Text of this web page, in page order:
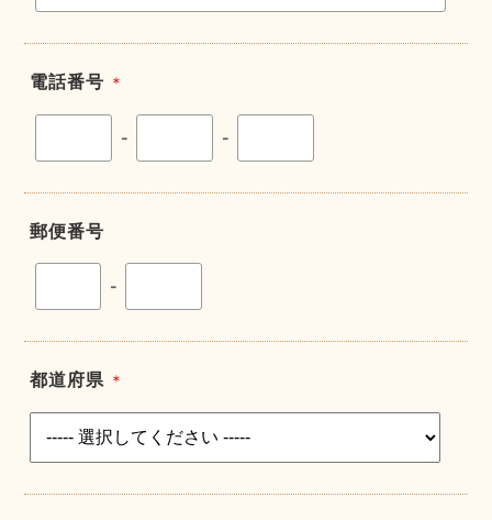
電話番号 ＊
- -
郵便番号
-
都道府県 ＊